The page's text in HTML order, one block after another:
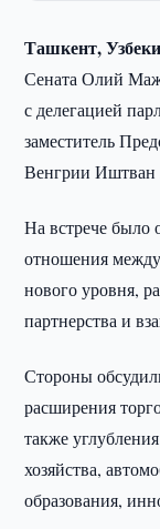
Ташкент,
Сената Олий
с делегацией
заместитель
Венгрии Иштван
На встрече было
отношения
нового уровня,
партнерства и
Стороны
расширения
также
хозяйства,
образования,